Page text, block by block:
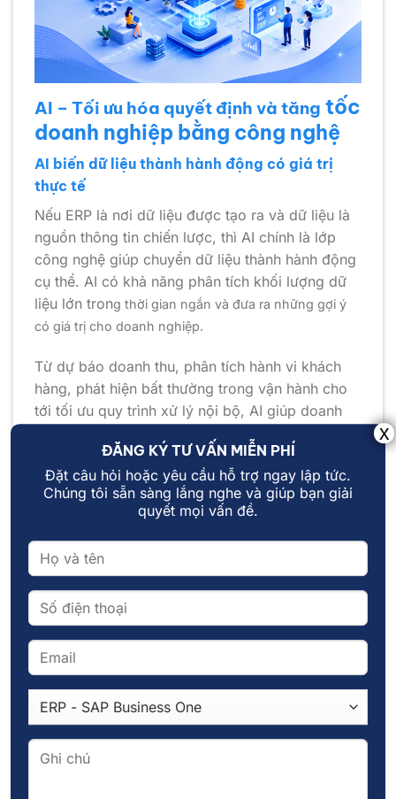
AI – Tối ưu hóa quyết định và tăng tốc
doanh nghiệp bằng công nghệ
AI biến dữ liệu thành hành động có giá trị
thực tế
Nếu ERP là nơi dữ liệu được tạo ra và dữ liệu là
nguồn thông tin chiến lược, thì AI chính là lớp
công nghệ giúp chuyển dữ liệu thành hành động
cụ thể. AI có khả năng phân tích khối lượng dữ
liệu lớn trong thời gian ngắn và đưa ra những gợi ý
có giá trị cho doanh nghiệp.
Từ dự báo doanh thu, phân tích hành vi khách
hàng, phát hiện bất thường trong vận hành cho
tới tối ưu quy trình xử lý nội bộ, AI giúp doanh
cao hơn. Thay vì mất nhiều ngày tổng hợp báo
cáo, doanh nghiệp có thể khai thác dữ liệu gần
như tức thời để phục vụ quản trị.
AI giúp doanh nghiệp tăng trưởng bền vững
với ít phụ thuộc hơn vào con người
Trong giai đoạn phát triển mạnh, nhiều doanh
nghiệp gặp khó khăn vì quá phụ thuộc vào kinh
nghiệm cá nhân hoặc một số vị trí chủ chốt
trong tổ chức. AI giúp giảm bớt sự phụ thuộc đó
bằng cách tự động hóa nhiều quy trình và hỗ trợ
ra quyết định dựa trên dữ liệu. Khi AI được tích
hợp vào hệ thống vận hành, doanh nghiệp có
quán và kiểm soát tốt chất lượng.
ĐĂNG KÝ TƯ VẤN MIỄN PHÍ
Đặt câu hỏi hoặc yêu cầu hỗ trợ ngay lập tức.
Chúng tôi sẵn sàng lắng nghe và giúp bạn giải
quyết mọi vấn đề.